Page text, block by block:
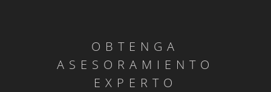
OBTENGA
ASESORAMIENTO
EXPERTO